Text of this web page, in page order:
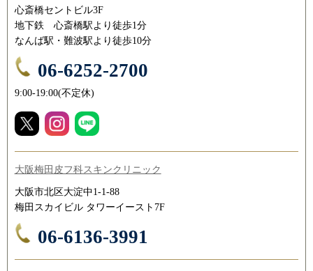
心斎橋セントビル3F
地下鉄 心斎橋駅より徒歩1分
なんば駅・難波駅より徒歩10分
06-6252-2700
9:00-19:00(不定休)
大阪梅田皮フ科スキンクリニック
大阪市北区大淀中1-1-88
梅田スカイビル タワーイースト7F
06-6136-3991